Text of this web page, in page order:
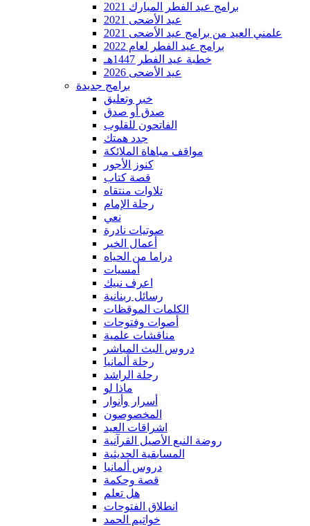
برامج عيد الفطر المبارك 2021
عيد الأضحى 2021
علمني العيد من برامج عيد الأضحى 2021
برامج عيد الفطر لعام 2022
خطبة عيد الفطر 1447هـ
عيد الأضحى 2026
برامج جديدة
خبر وتعليق
صدق أو صدق
الفاتحون للقلوب
جدد همتك
مواقف مباهاة الملائكة
كنوز الأجور
قصة كتاب
تلاوات منتقاه
رحلة الإمام
نعي
صوتيات نادرة
أعمال الخير
دراما من الحياه
أمسيات
اعرف نبيك
رسائل ربنانية
الكلمات الموقظات
أصوات وفتوحات
مناقشات علمية
دروس البث المباشر
رحلة ألمانيا
رحلة الراشد
ماذا لو
أسرار وأنوار
المخصوصون
اشراقات العيد
روضة النبع الأصيل القرآنية
المسابقية الحديثية
دروس ألمانيا
قصة وحكمة
هل تعلم
انطلاق الفتوحات
خواتيم الحمد